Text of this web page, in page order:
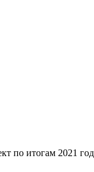
по итогам 2021